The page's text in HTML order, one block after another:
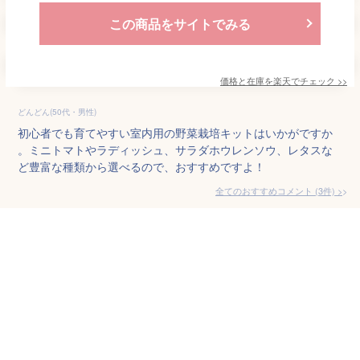
この商品をサイトでみる
価格と在庫を楽天でチェック >>
どんどん(50代・男性)
初心者でも育てやすい室内用の野菜栽培キットはいかがですか
。ミニトマトやラディッシュ、サラダホウレンソウ、レタスな
ど豊富な種類から選べるので、おすすめですよ！
全てのおすすめコメント (3件) >